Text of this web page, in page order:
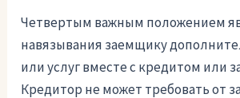
Четвертым важным положением
навязывания заемщику
или услуг вместе с кредитом или
Кредитор не может требовать от